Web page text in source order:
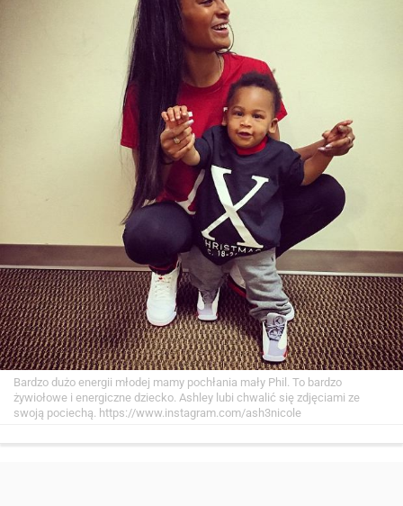
Bardzo dużo energii młodej mamy pochłania mały Phil. To bardzo
żywiołowe i energiczne dziecko. Ashley lubi chwalić się zdjęciami ze
swoją pociechą. https://www.instagram.com/ash3nicole